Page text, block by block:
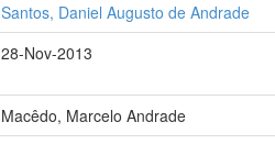
Santos, Daniel Augusto de Andrade
28-Nov-2013
Macêdo, Marcelo Andrade